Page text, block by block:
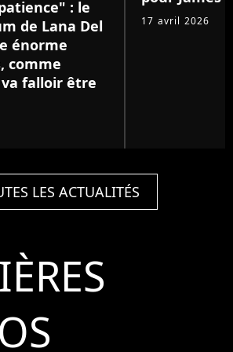
: le
de Lana Del
énorme
comme
falloir être
17 avril 2026
LES ACTUALITÉS